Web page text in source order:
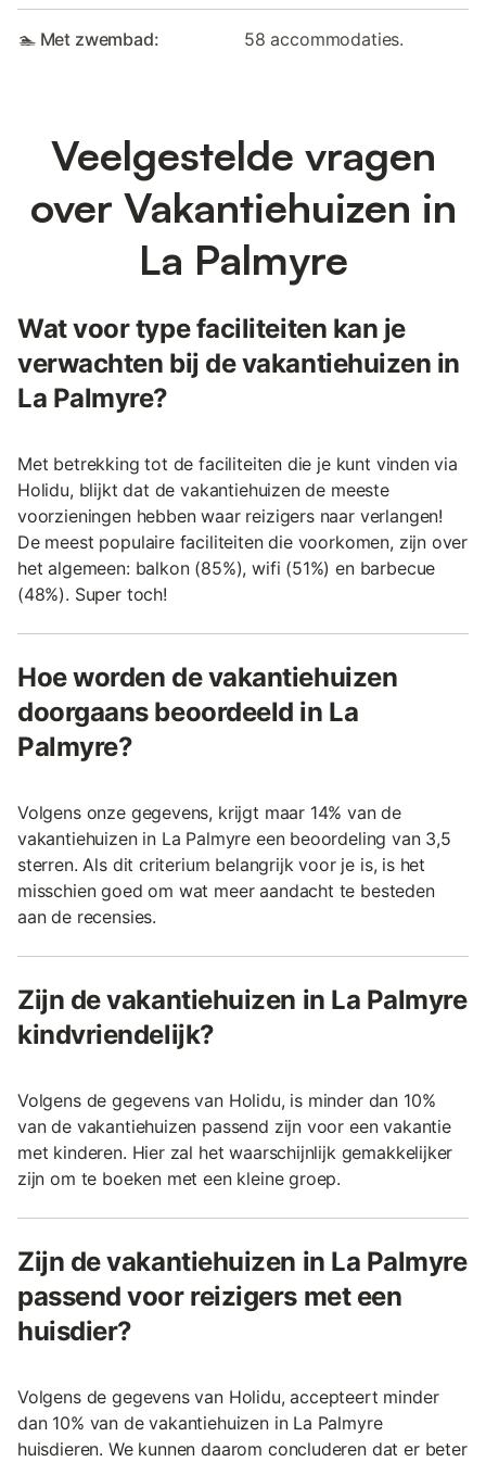
🏊 Met zwembad: 58 accommodaties.
Veelgestelde vragen
over Vakantiehuizen in
La Palmyre
Wat voor type faciliteiten kan je
verwachten bij de vakantiehuizen in
La Palmyre?
Met betrekking tot de faciliteiten die je kunt vinden via
Holidu, blijkt dat de vakantiehuizen de meeste
voorzieningen hebben waar reizigers naar verlangen!
De meest populaire faciliteiten die voorkomen, zijn over
het algemeen: balkon (85%), wifi (51%) en barbecue
(48%). Super toch!
Hoe worden de vakantiehuizen
doorgaans beoordeeld in La
Palmyre?
Volgens onze gegevens, krijgt maar 14% van de
vakantiehuizen in La Palmyre een beoordeling van 3,5
sterren. Als dit criterium belangrijk voor je is, is het
misschien goed om wat meer aandacht te besteden
aan de recensies.
Zijn de vakantiehuizen in La Palmyre
kindvriendelijk?
Volgens de gegevens van Holidu, is minder dan 10%
van de vakantiehuizen passend zijn voor een vakantie
met kinderen. Hier zal het waarschijnlijk gemakkelijker
zijn om te boeken met een kleine groep.
Zijn de vakantiehuizen in La Palmyre
passend voor reizigers met een
huisdier?
Volgens de gegevens van Holidu, accepteert minder
dan 10% van de vakantiehuizen in La Palmyre
huisdieren. We kunnen daarom concluderen dat er beter